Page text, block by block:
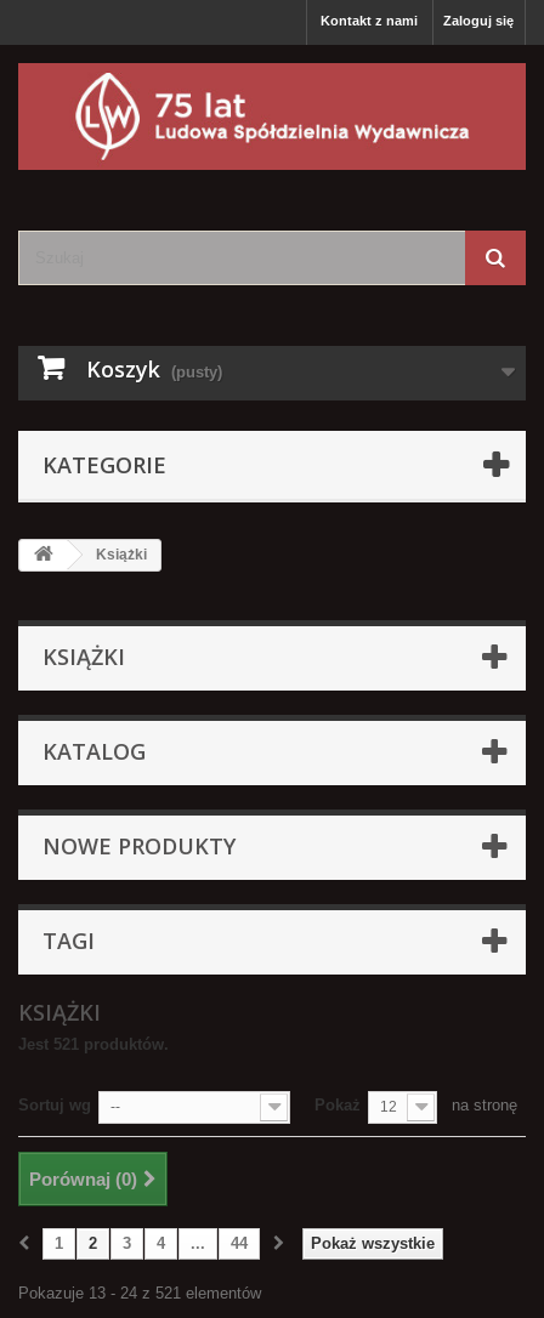
Zaloguj się
Kontakt z nami
Koszyk (pusty)
KATEGORIE
Książki
KSIĄŻKI
KATALOG
NOWE PRODUKTY
TAGI
KSIĄŻKI
Jest 521 produktów.
Sortuj wg -- Pokaż 12 na stronę
Porównaj (0)
Pokaż wszystkie
1 2 3 4 ... 44
Pokazuje 13 - 24 z 521 elementów